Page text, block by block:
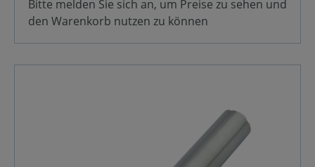
Bitte melden Sie sich an, um Preise zu sehen und
den Warenkorb nutzen zu können